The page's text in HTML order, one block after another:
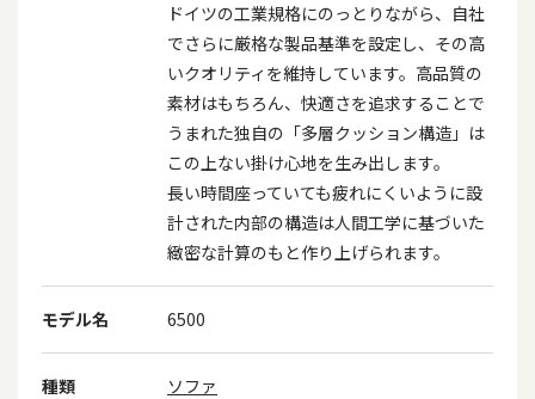
ドイツの工業規格にのっとりながら、自社
でさらに厳格な製品基準を設定し、その高
いクオリティを維持しています。高品質の
素材はもちろん、快適さを追求することで
うまれた独自の「多層クッション構造」は
この上ない掛け心地を生み出します。
長い時間座っていても疲れにくいように設
計された内部の構造は人間工学に基づいた
緻密な計算のもと作り上げられます。
モデル名 6500
種類 ソファ